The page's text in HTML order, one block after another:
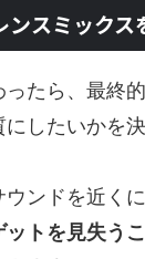
ンスミックス
たら、最終
したいかを決
ンドを近く
ットを見失う